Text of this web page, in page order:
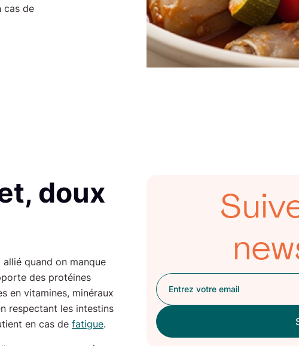
cas de
doux
quand on manque
des protéines
en vitamines, minéraux
respectant les intestins
en cas de fatigue.